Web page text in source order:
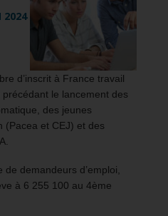
2024
d’inscrit à France travail
le lancement des
des jeunes
(Pacea et CEJ) et des
demandeurs d’emploi,
à 6 255 100 au 4ème